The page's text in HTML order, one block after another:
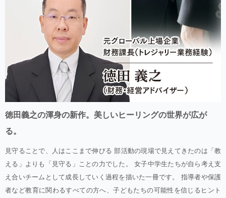
徳田義之の渾身の新作。美しいヒーリングの世界が広が
る。
見守ることで、人はここまで伸びる 部活動の現場で見えてきたのは「教
える」よりも「見守る」ことの力でした。 女子中学生たちが自ら考え支
え合いチームとして成長していく過程を描いた一冊です。 指導者や保護
者など教育に関わるすべての方へ、子どもたちの可能性を信じるヒント